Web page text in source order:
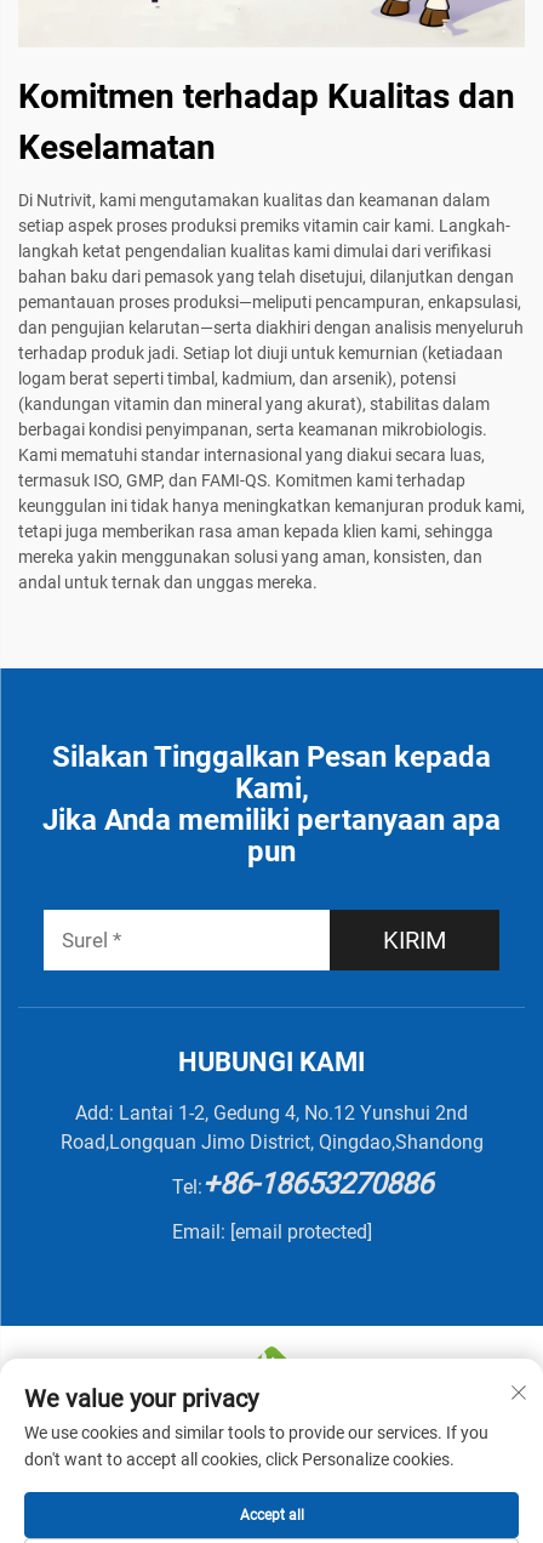
Komitmen terhadap Kualitas dan
Keselamatan
Di Nutrivit, kami mengutamakan kualitas dan keamanan dalam
setiap aspek proses produksi premiks vitamin cair kami. Langkah-
langkah ketat pengendalian kualitas kami dimulai dari verifikasi
bahan baku dari pemasok yang telah disetujui, dilanjutkan dengan
pemantauan proses produksi—meliputi pencampuran, enkapsulasi,
dan pengujian kelarutan—serta diakhiri dengan analisis menyeluruh
terhadap produk jadi. Setiap lot diuji untuk kemurnian (ketiadaan
logam berat seperti timbal, kadmium, dan arsenik), potensi
(kandungan vitamin dan mineral yang akurat), stabilitas dalam
berbagai kondisi penyimpanan, serta keamanan mikrobiologis.
Kami mematuhi standar internasional yang diakui secara luas,
termasuk ISO, GMP, dan FAMI-QS. Komitmen kami terhadap
keunggulan ini tidak hanya meningkatkan kemanjuran produk kami,
tetapi juga memberikan rasa aman kepada klien kami, sehingga
mereka yakin menggunakan solusi yang aman, konsisten, dan
andal untuk ternak dan unggas mereka.
Silakan Tinggalkan Pesan kepada
Kami,
Jika Anda memiliki pertanyaan apa
pun
KIRIM
HUBUNGI KAMI
Add: Lantai 1-2, Gedung 4, No.12 Yunshui 2nd
Road,Longquan Jimo District, Qingdao,Shandong
Tel:+86-18653270886
Email: [email protected]
Hak Cipta © 2025 oleh QINGDAO NUTRIVIT BIOTECH
CO., LTD - Kebijakan Privasi
We value your privacy
We use cookies and similar tools to provide our services. If you
don't want to accept all cookies, click Personalize cookies.
Accept all